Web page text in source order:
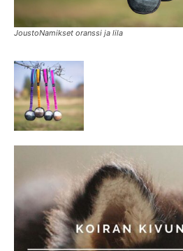
JoustoNamikset oranssi ja lila